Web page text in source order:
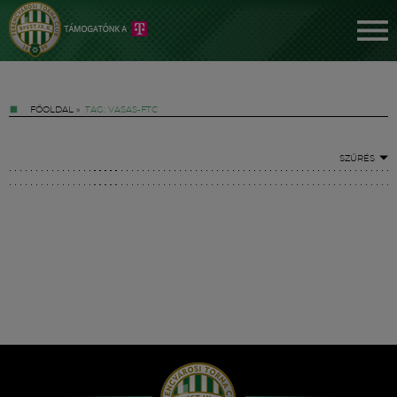
FŐOLDAL » TAG: VASAS-FTC
SZŰRÉS
Hírek